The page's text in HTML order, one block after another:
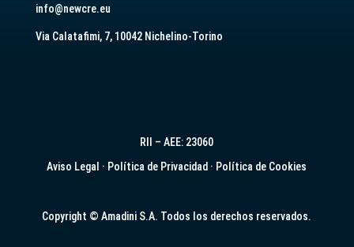
info@newcre.eu
Via Calatafimi, 7, 10042 Nichelino-Torino
RII – AEE: 23060
Aviso Legal · Política de Privacidad · Política de Cookies
Copyright © Amadini S.A. Todos los derechos reservados.